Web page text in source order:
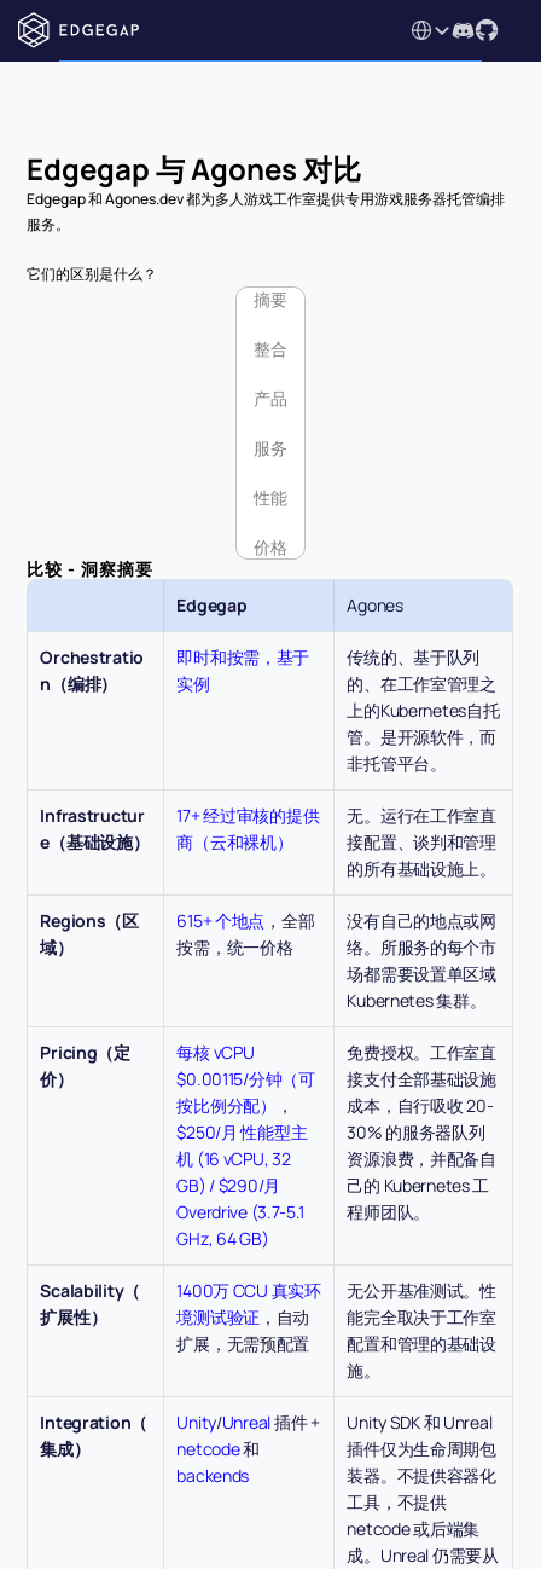
Select Language
Edgegap 与 Agones 对比
Edgegap 和 Agones.dev 都为多人游戏工作室提供专用游戏服务器托管编排
服务。
它们的区别是什么？
摘要
整合
产品
服务
性能
价格
比较 - 洞察摘要
Edgegap
Agones
Orchestratio
n（编排）
即时和按需，基于
实例
传统的、基于队列
的、在工作室管理之
上的Kubernetes自托
管。是开源软件，而
非托管平台。
Infrastructur
e（基础设施）
17+ 经过审核的提供
商（云和裸机）
无。运行在工作室直
接配置、谈判和管理
的所有基础设施上。
Regions（区
域）
615+ 个地点 ，全部
按需，统一价格
没有自己的地点或网
络。所服务的每个市
场都需要设置单区域
Kubernetes 集群。
Pricing（定
价）
每核 vCPU
$0.00115/分钟（可
按比例分配）
，
$250/月 性能型主
机 (16 vCPU, 32
GB) / $290/月
Overdrive (3.7-5.1
GHz, 64 GB)
免费授权。工作室直
接支付全部基础设施
成本，自行吸收 20-
30% 的服务器队列
资源浪费，并配备自
己的 Kubernetes 工
程师团队。
Scalability（
扩展性）
1400万 CCU 真实环
境测试验证 ，自动
扩展，无需预配置
无公开基准测试。性
能完全取决于工作室
配置和管理的基础设
施。
Integration（
集成）
Unity/Unreal
插件 +
netcode
backends
Unity SDK 和 Unreal
插件仅为生命周期包
装器。不提供容器化
工具，不提供
netcode 或后端集
成。Unreal 仍需要从